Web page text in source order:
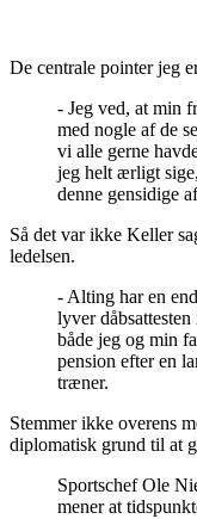
De centrale pointer jeg
- Jeg ved, at min
med nogle af de
vi alle gerne
jeg helt ærligt
denne gensidige
Så det var ikke Keller
ledelsen.
- Alting har en
lyver
både jeg og min
pension efter en
træner.
Stemmer ikke overens
diplomatisk grund til at
Sportschef Ole
mener at